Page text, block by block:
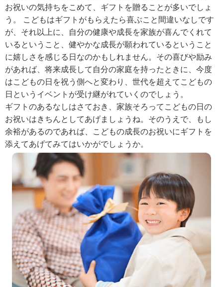
お祝いの気持ちをこめて、ギフトを贈ることが多いでしょ
う。 こどもはギフトがもらえたら喜ぶこと間違いなしです
が、それ以上に、自分の健康や成長を家族が喜んでくれて
いるということ、健やかな成長が願われているということ
に嬉しさを感じる日なのかもしれません。その喜びや励み
があれば、将来成長して自分の家庭を持ったときに、今度
はこどもの日を祝う側へと変わり、世代を超えてこどもの
日というイベントが受け継がれていくのでしょう。
ギフトのあるなしはさておき、家族そろってこどもの日の
お祝いはきちんとしてあげましょうね。そのうえで、もし
余裕があるのであれば、こどもの成長のお祝いにギフトを
添えてあげてみてはいかがでしょうか。